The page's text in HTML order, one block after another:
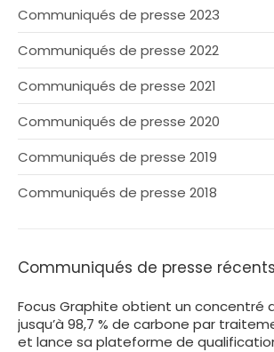
Communiqués de presse 2023
Communiqués de presse 2022
Communiqués de presse 2021
Communiqués de presse 2020
Communiqués de presse 2019
Communiqués de presse 2018
Communiqués de presse récents
Focus Graphite obtient un concentré
jusqu’à 98,7 % de carbone par
et lance sa plateforme de